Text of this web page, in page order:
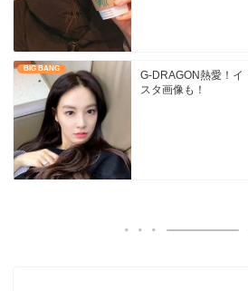
BIG BANG
G-DRAGON熱愛！イ
スタ画像も！